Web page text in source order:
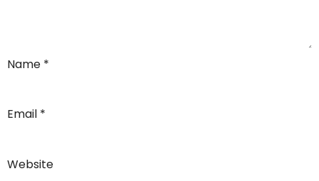
Name *
Email *
Website